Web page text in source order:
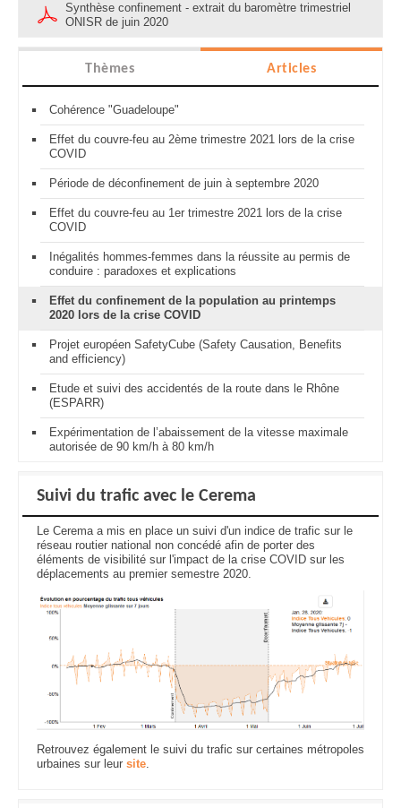
Synthèse confinement - extrait du baromètre trimestriel
ONISR de juin 2020
Thèmes Articles
Cohérence "Guadeloupe"
Effet du couvre-feu au 2ème trimestre 2021 lors de la crise
COVID
Période de déconfinement de juin à septembre 2020
Effet du couvre-feu au 1er trimestre 2021 lors de la crise
COVID
Inégalités hommes-femmes dans la réussite au permis de
conduire : paradoxes et explications
Effet du confinement de la population au printemps
2020 lors de la crise COVID
Projet européen SafetyCube (Safety Causation, Benefits
and efficiency)
Etude et suivi des accidentés de la route dans le Rhône
(ESPARR)
Expérimentation de l’abaissement de la vitesse maximale
autorisée de 90 km/h à 80 km/h
Suivi du trafic avec le Cerema
Le Cerema a mis en place un suivi d'un indice de trafic sur le
réseau routier national non concédé afin de porter des
éléments de visibilité sur l'impact de la crise COVID sur les
déplacements au premier semestre 2020.
Retrouvez également le suivi du trafic sur certaines métropoles
urbaines sur leur site.